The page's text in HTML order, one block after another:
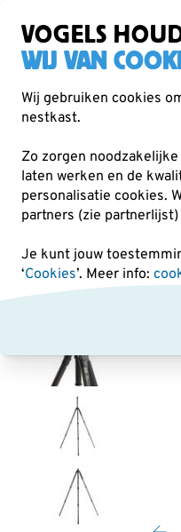
VOGELS
WIJ VAN
Wij gebruiken cookies
nestkast.
Zo zorgen
laten werken en de
personalisatie cookies.
partners (zie
Je kunt jouw
‘Cookies’. Meer info:
Verrekijkers
Verrekijkers